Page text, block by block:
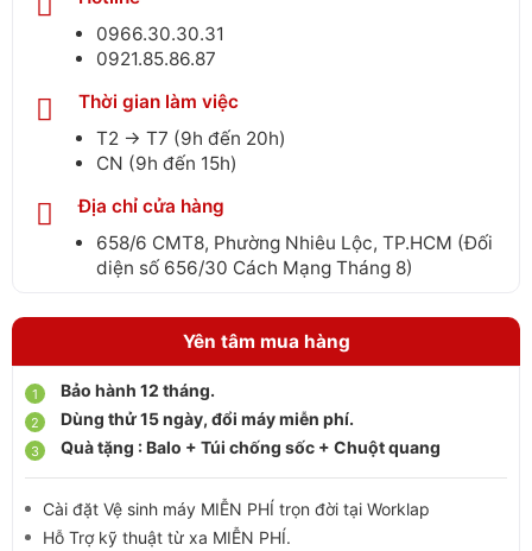
0966.30.30.31
0921.85.86.87
Thời gian làm việc
T2 → T7 (9h đến 20h)
CN (9h đến 15h)
Địa chỉ cửa hàng
658/6 CMT8, Phường Nhiêu Lộc, TP.HCM (Đối
diện số 656/30 Cách Mạng Tháng 8)
Yên tâm mua hàng
Bảo hành 12 tháng.
Dùng thử 15 ngày, đổi máy miễn phí.
Quà tặng : Balo + Túi chống sốc + Chuột quang
Cài đặt Vệ sinh máy MIỄN PHÍ trọn đời tại Worklap
Hỗ Trợ kỹ thuật từ xa MIỄN PHÍ.